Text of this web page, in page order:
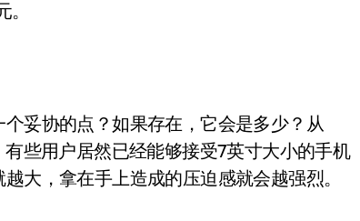
妥协的点？如果存在，它会是多少？从
些用户居然已经能够接受7英寸大小的手机
大，拿在手上造成的压迫感就会越强烈。